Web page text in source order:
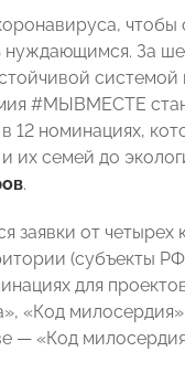
нуждающимся. За
#МЫВМЕСТЕ
12 номинациях,
их семей до
.
от четырех
(субъекты
для
«Код
— «Код